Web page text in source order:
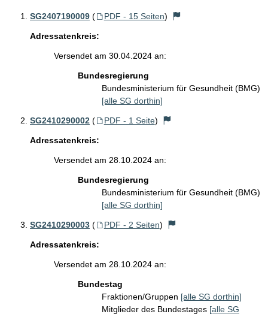
SG2407190009 ( PDF - 15 Seiten)
Adressatenkreis:
Versendet am 30.04.2024 an:
Bundesregierung
Bundesministerium für Gesundheit (BMG)
[alle SG dorthin]
SG2410290002 ( PDF - 1 Seite)
Adressatenkreis:
Versendet am 28.10.2024 an:
Bundesregierung
Bundesministerium für Gesundheit (BMG)
[alle SG dorthin]
SG2410290003 ( PDF - 2 Seiten)
Adressatenkreis:
Versendet am 28.10.2024 an:
Bundestag
Fraktionen/Gruppen [alle SG dorthin]
Mitglieder des Bundestages [alle SG